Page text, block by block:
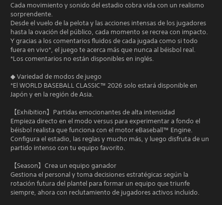
Cada movimiento y sonido del estadio cobra vida con un realismo
sorprendente.
Desde el vuelo de la pelota y las acciones intensas de los jugadores
hasta la ovación del público, cada momento se recrea con impacto.
Y gracias a los comentarios fluidos de cada jugada como si todo
fuera en vivo*, el juego te acerca más que nunca al béisbol real.
*Los comentarios no están disponibles en inglés.
◆ Variedad de modos de juego
*El WORLD BASEBALL CLASSIC™ 2026 solo estará disponible en
Japón y en la región de Asia.
【Exhibition】Partidas emocionantes de alta intensidad
Empieza directo en el modo versus para experimentar a fondo el
béisbol realista que funciona con el motor eBaseball™ Engine.
Configura el estadio, las reglas y mucho más, y luego disfruta de un
partido intenso con tu equipo favorito.
【Season】Crea un equipo ganador
Gestiona el personal y toma decisiones estratégicas según la
rotación futura del plantel para formar un equipo que triunfe
siempre, ahora con reclutamiento de jugadores activos incluido.